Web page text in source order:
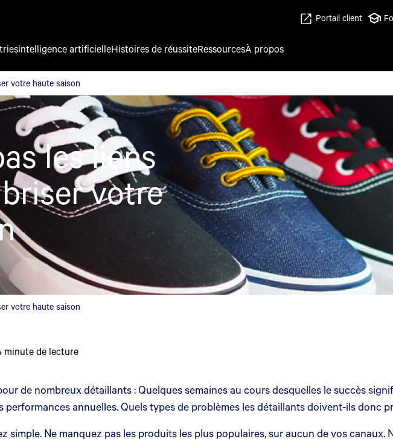
haute saison
Portail client
intelligence artificielleHistoires de réussiteRessourcesÀ propos
votre haute saison
les liens
votre
votre haute saison
minute de lecture
de nombreux détaillants : Quelques semaines au cours desquelles le succès
performances annuelles. Quels types de problèmes les détaillants doivent-ils donc
simple. Ne manquez pas les produits les plus populaires, sur aucun de vos